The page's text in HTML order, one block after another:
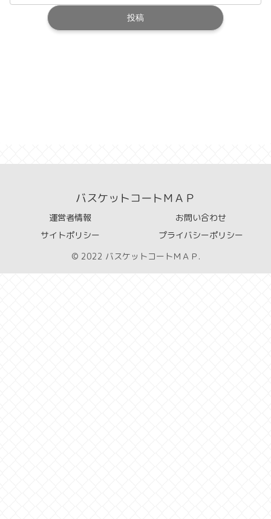
バスケットコートＭＡＰ
運営者情報
お問い合わせ
サイトポリシー
プライバシーポリシー
© 2022 バスケットコートＭＡＰ.